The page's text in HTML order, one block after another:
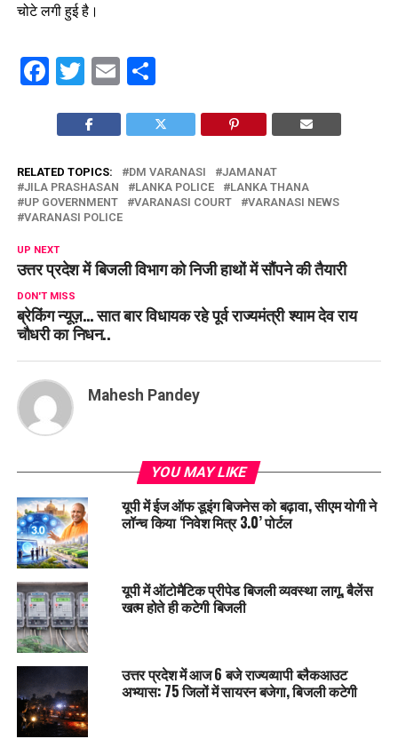
चोटे लगी हुई है।
Facebook
Twitter
EmailShare
RELATED TOPICS: DM VARANASI
JAMANAT
JILA PRASHASAN
LANKA POLICE
LANKA THANA
UP GOVERNMENT
VARANASI COURT
VARANASI NEWS
VARANASI POLICE
UP NEXT
उत्तर प्रदेश में बिजली विभाग को निजी हाथों में सौंपने की तैयारी
DON'T MISS
ब्रेकिंग न्यूज़… सात बार विधायक रहे पूर्व राज्यमंत्री श्याम देव राय
चौधरी का निधन..
Mahesh Pandey
YOU MAY LIKE
यूपी में ईज ऑफ डूइंग बिजनेस को बढ़ावा, सीएम योगी ने
लॉन्च किया ‘निवेश मित्र 3.0’ पोर्टल
यूपी में ऑटोमैटिक प्रीपेड बिजली व्यवस्था लागू, बैलेंस
खत्म होते ही कटेगी बिजली
उत्तर प्रदेश में आज 6 बजे राज्यव्यापी ब्लैकआउट
अभ्यास: 75 जिलों में सायरन बजेगा, बिजली कटेगी